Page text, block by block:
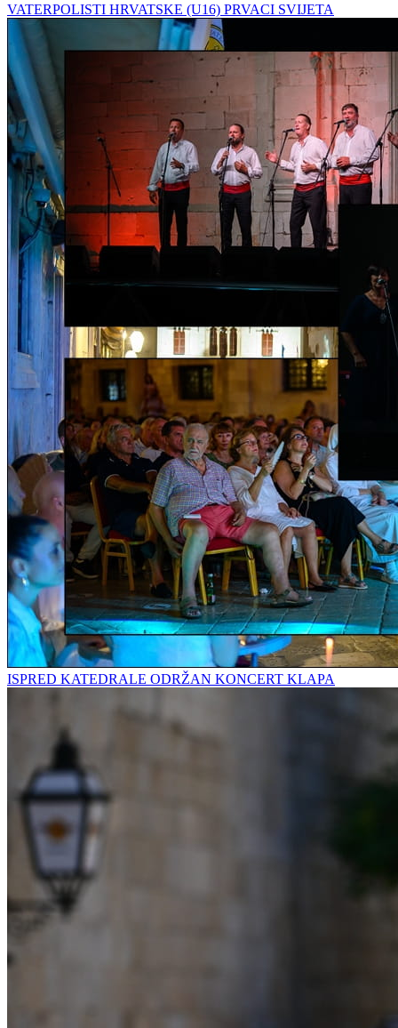
VATERPOLISTI HRVATSKE (U16) PRVACI SVIJETA
ISPRED KATEDRALE ODRŽAN KONCERT KLAPA